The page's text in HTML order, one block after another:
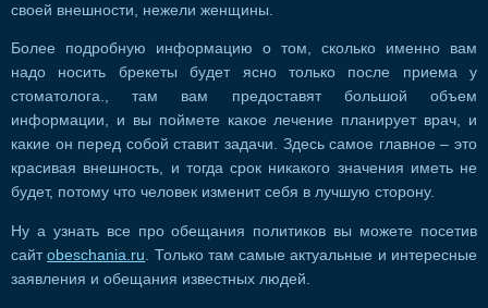
своей внешности, нежели женщины.
Более подробную информацию о том, сколько именно вам
надо носить брекеты будет ясно только после приема у
стоматолога., там вам предоставят большой объем
информации, и вы поймете какое лечение планирует врач, и
какие он перед собой ставит задачи. Здесь самое главное – это
красивая внешность, и тогда срок никакого значения иметь не
будет, потому что человек изменит себя в лучшую сторону.
Ну а узнать все про обещания политиков вы можете посетив
сайтobeschania.ru . Только там самые актуальные и интересные
заявления и обещания известных людей.